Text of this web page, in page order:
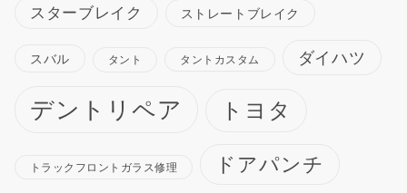
スターブレイク ストレートブレイク
スバル タント タントカスタム ダイハツ
デントリペア トヨタ
トラックフロントガラス修理 ドアパンチ